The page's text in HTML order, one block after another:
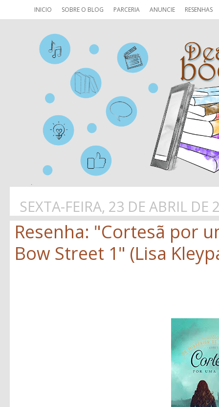
INICIO SOBRE O BLOG PARCERIA ANUNCIE RESENHAS
SEXTA-FEIRA, 23 DE ABRIL DE
Resenha: "Cortesã por
Bow Street 1" (Lisa